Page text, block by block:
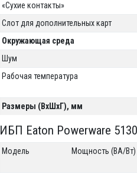
«Сухие контакты»
Слот для дополнительных карт
Окружающая среда
Шум
Рабочая температура
Размеры (ВхШхГ), мм
ИБП Eaton Powerware
Модель Мощность (ВА/Вт)